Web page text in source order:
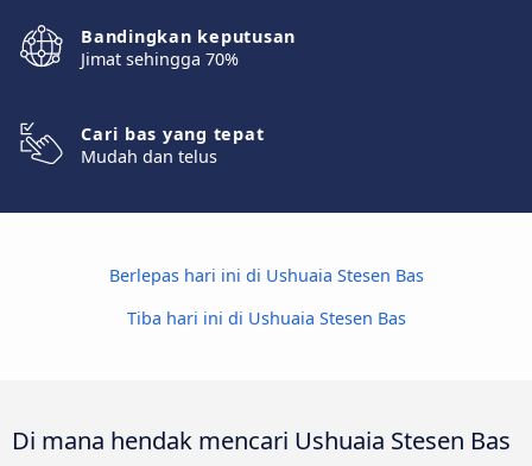
Bandingkan keputusan
Jimat sehingga 70%
Cari bas yang tepat
Mudah dan telus
Berlepas hari ini di Ushuaia Stesen Bas
Tiba hari ini di Ushuaia Stesen Bas
Di mana hendak mencari Ushuaia Stesen Bas